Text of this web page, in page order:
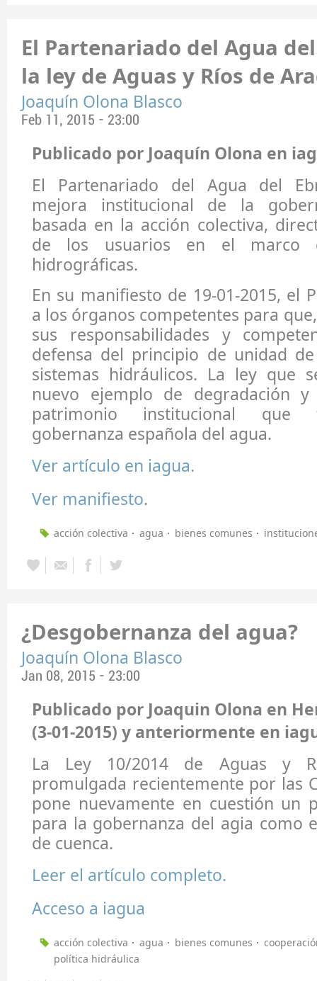
El Partenariado del Agua
la ley de Aguas y Ríos de
Joaquín Olona Blasco
Feb 11, 2015 - 23:00
Publicado por Joaquín Olona en
El Partenariado del Agua del
mejora institucional de la
basada en la acción colectiva,
de los usuarios en el marco
hidrográficas.
En su manifiesto de 19-01-2015, el
a los órganos competentes para
sus responsabilidades y
defensa del principio de unidad
sistemas hidráulicos. La ley que
nuevo ejemplo de degradación
patrimonio institucional que
gobernanza española del agua.
Ver artículo en iagua.
Ver manifiesto.
acción colectiva agua bienes comunes
¿Desgobernanza del agua?
Joaquín Olona Blasco
Jan 08, 2015 - 23:00
Publicado por Joaquin Olona en
(3-01-2015) y anteriormente en
La Ley 10/2014 de Aguas y
promulgada recientemente por las
pone nuevamente en cuestión un
para la gobernanza del agia como
de cuenca.
Leer el artículo completo.
Acceso a iagua
acción colectiva agua bienes comunes
política hidráulica